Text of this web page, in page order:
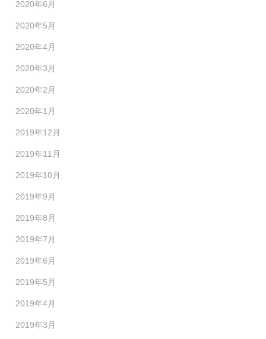
2020年6月
2020年5月
2020年4月
2020年3月
2020年2月
2020年1月
2019年12月
2019年11月
2019年10月
2019年9月
2019年8月
2019年7月
2019年6月
2019年5月
2019年4月
2019年3月